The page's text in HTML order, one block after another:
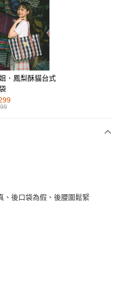
)免運費
)免運費
)免運費
)免運費
．鳳梨酥貓台式
、後口袋為假、後腰圍鬆緊